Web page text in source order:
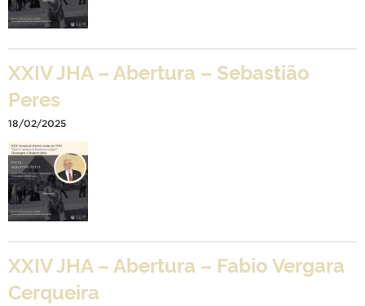
XXIV JHA – Abertura – Sebastião
Peres
18/02/2025
XXIV JHA – Abertura – Fabio Vergara
Cerqueira